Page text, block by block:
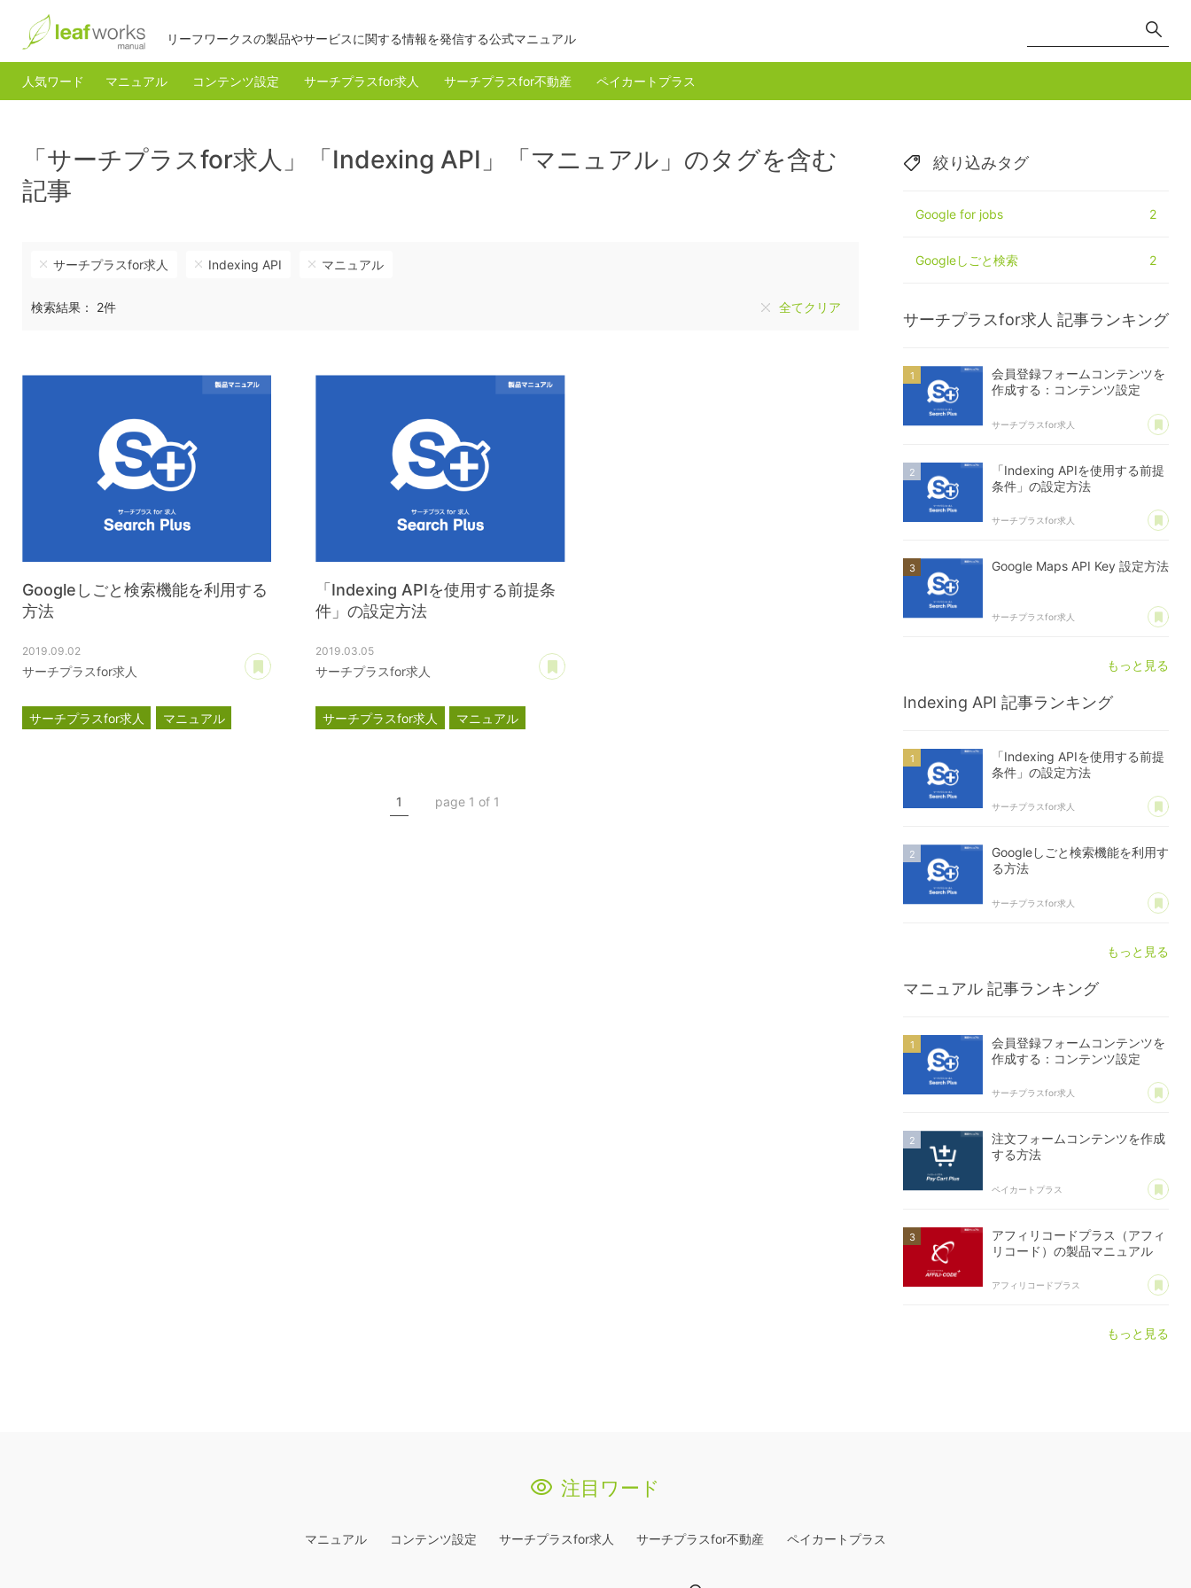
リーフワークスの製品やサービスに関する情報を発信する公式マニュアル
人気ワード マニュアル コンテンツ設定 サーチプラスfor求人 サーチプラスfor不動産 ペイカートプラス
「サーチプラスfor求人」「Indexing API」「マニュアル」のタグを含む
記事
サーチプラスfor求人 Indexing API マニュアル
検索結果： 2件 全てクリア
Googleしごと検索機能を利用する
方法
2019.09.02
サーチプラスfor求人
あとで読む
サーチプラスfor求人
マニュアル
「Indexing APIを使用する前提条
件」の設定方法
2019.03.05
サーチプラスfor求人
あとで読む
サーチプラスfor求人
マニュアル
1
page 1 of 1
絞り込みタグ
Google for jobs 2
Googleしごと検索 2
サーチプラスfor求人 記事ランキング
会員登録フォームコンテンツを
作成する：コンテンツ設定
サーチプラスfor求人 あ
「Indexing APIを使用する前提
条件」の設定方法
サーチプラスfor求人 あ
Google Maps API Key 設定方法
サーチプラスfor求人 あ
もっと見る
Indexing API 記事ランキング
「Indexing APIを使用する前提
条件」の設定方法
サーチプラスfor求人 あ
Googleしごと検索機能を利用す
る方法
サーチプラスfor求人 あ
もっと見る
マニュアル 記事ランキング
会員登録フォームコンテンツを
作成する：コンテンツ設定
サーチプラスfor求人 あ
注文フォームコンテンツを作成
する方法
ペイカートプラス あ
アフィリコードプラス（アフィ
リコード）の製品マニュアル
アフィリコードプラス あ
もっと見る
注目ワード
マニュアル コンテンツ設定 サーチプラスfor求人 サーチプラスfor不動産 ペイカートプラス